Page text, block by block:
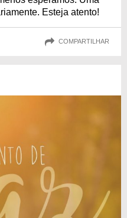
Esteja atento!
COMPARTILHAR